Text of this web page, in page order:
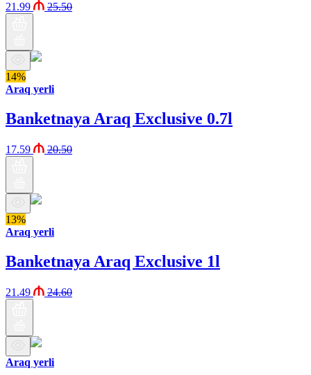
21.99 25.50
14%
Araq yerli
Banketnaya Araq Exclusive 0.7l
17.59 20.50
13%
Araq yerli
Banketnaya Araq Exclusive 1l
21.49 24.60
Araq yerli